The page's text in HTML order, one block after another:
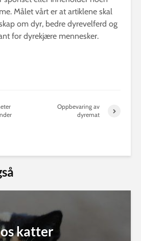
Målet vårt er at artiklene skal
om dyr, bedre dyrevelferd og
for dyrekjære mennesker.
Oppbevaring av
dyremat
katter